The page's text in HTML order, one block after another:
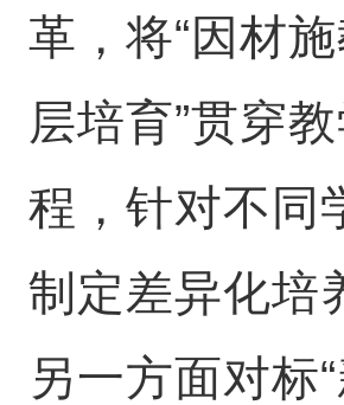
革，将“因材
层培育”贯穿
程，针对不同
制定差异化培
另一方面对标